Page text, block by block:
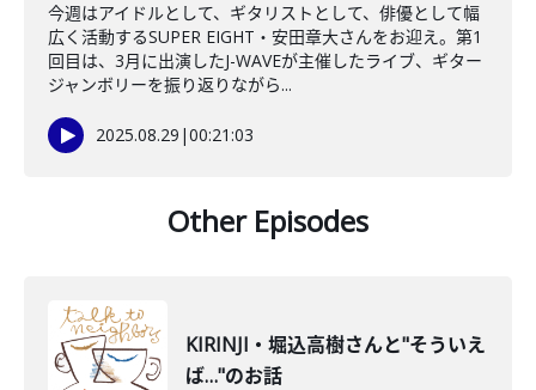
今週はアイドルとして、ギタリストとして、俳優として幅
広く活動するSUPER EIGHT・安田章大さんをお迎え。第1
回目は、3月に出演したJ-WAVEが主催したライブ、ギター
ジャンボリーを振り返りながら...
2025.08.29 |00:21:03
Other Episodes
KIRINJI・堀込高樹さんと"そういえ
ば…"のお話